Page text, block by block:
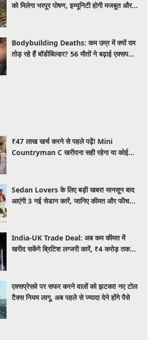
को मिलेगा भरपूर पोषण, इम्यूनिटी होगी मजबूत और
Bodybuilding Deaths: कम उम्र में क्यों दम
तोड़ रहे हैं बॉडीबिल्डर? 56 मौतों ने बढ़ाई एक्सपर्ट्स
₹47 लाख खर्च करने से पहले पढ़ें! Mini
Countryman C खरीदना सही रहेगा या कोई
Sedan Lovers के लिए बड़ी खबर! मानसून बाद
आएंगी 3 नई सेडान कारें, जानिए कीमत और फीचर्स
India-UK Trade Deal: अब कम कीमत में
खरीद सकेंगे ब्रिटिश लग्जरी कारें, ₹4 करोड़ तक
एक्सप्रेसवे पर सफर करने वालों को झटका! नए टोल
टैक्स नियम लागू, अब पहले से ज्यादा देने होंगे पैसे